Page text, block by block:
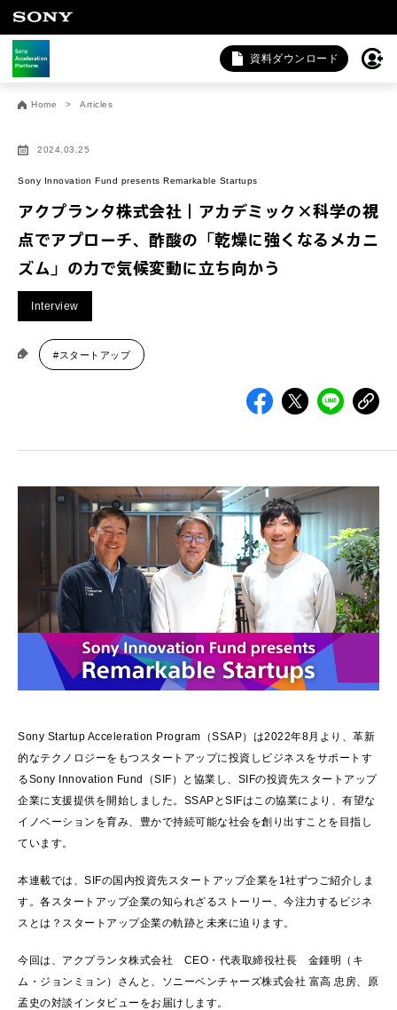
資料ダウンロード
Home Articles
2024.03.25
Sony Innovation Fund presents Remarkable Startups
アクプランタ株式会社｜アカデミック×科学の視
点でアプローチ、酢酸の「乾燥に強くなるメカニ
ズム」の力で気候変動に立ち向かう
Interview
#スタートアップ
Sony Startup Acceleration Program（SSAP）は2022年8月より、革新
的なテクノロジーをもつスタートアップに投資しビジネスをサポートす
るSony Innovation Fund（SIF）と協業し、SIFの投資先スタートアップ
企業に支援提供を開始しました。SSAPとSIFはこの協業により、有望な
イノベーションを育み、豊かで持続可能な社会を創り出すことを目指し
ています。
本連載では、SIFの国内投資先スタートアップ企業を1社ずつご紹介しま
す。各スタートアップ企業の知られざるストーリー、今注力するビジネ
スとは？スタートアップ企業の軌跡と未来に迫ります。
今回は、アクプランタ株式会社 CEO・代表取締役社長 金鍾明（キ
ム・ジョンミョン）さんと、ソニーベンチャーズ株式会社 富高 忠房、原
孟史の対談インタビューをお届けします。
お問い合わせ
法人向けサービスに関するご相談・お問い合わせは以下のボタ
法人お問い合わせ
FAQ&個人お問い合わせは以下のボタンからお願いします。